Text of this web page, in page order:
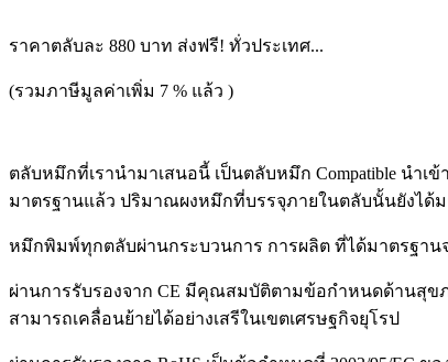
ราคาตลับละ 880 บาท ส่งฟรี! ทั่วประเทศ...
(รวมภาษีมูลค่าเพิ่ม 7 % แล้ว )
ตลับหมึกที่เรานำมาเสนอนี้ เป็นตลับหมึก Compatible น
มาตรฐานแล้ว ปริมาณผงหมึกที่บรรจุภายในตลับนั้นยังได้
หมึกพิมพ์ทุกตลับผ่านกระบวนการ การผลิต ที่ได้มาตรฐานจ
ผ่านการรับรองจาก CE มีคุณสมบัติตามข้อกำหนดด้านสุข
สามารถเคลื่อนย้ายได้อย่างเสรีในเขตเศรษฐกิจยุโรป